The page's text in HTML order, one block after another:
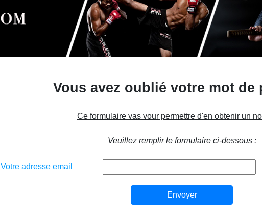
Vous avez oublié votre mot de
Ce formulaire vas vour permettre d'en obtenir un
Veuillez remplir le formulaire ci-dessous :
Votre adresse email